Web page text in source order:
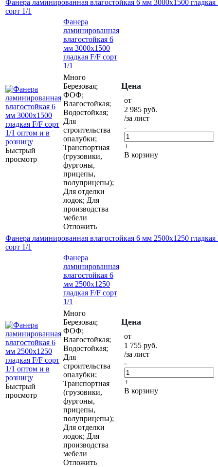
Фанера ламинированная влагостойкая 6 мм 3000х1500 гладкая
сорт 1/1
Быстрый
просмотр
Фанера
ламинированная
влагостойкая 6
мм 3000х1500
гладкая F/F сорт
1/1
Много
Березовая;
ФОФ;
Влагостойкая;
Водостойкая;
Для
строительства
опалубки;
Транспортная
(грузовики,
фургоны,
прицепы,
полуприцепы);
Для отделки
лодок; Для
производства
мебели
Отложить
Цена
от
2 985 руб.
/за лист
-
+
В корзину
Фанера ламинированная влагостойкая 6 мм 2500х1250 гладкая
сорт 1/1
Быстрый
просмотр
Фанера
ламинированная
влагостойкая 6
мм 2500х1250
гладкая F/F сорт
1/1
Много
Березовая;
ФОФ;
Влагостойкая;
Водостойкая;
Для
строительства
опалубки;
Транспортная
(грузовики,
фургоны,
прицепы,
полуприцепы);
Для отделки
лодок; Для
производства
мебели
Отложить
Цена
от
1 755 руб.
/за лист
-
+
В корзину